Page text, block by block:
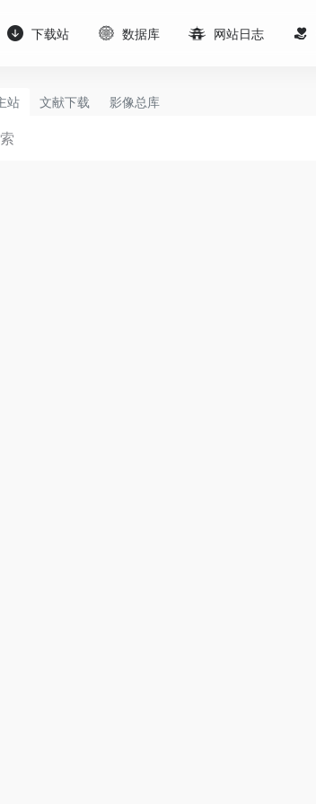
下载站 数据库 网站日志
站 文献下载 影像总库